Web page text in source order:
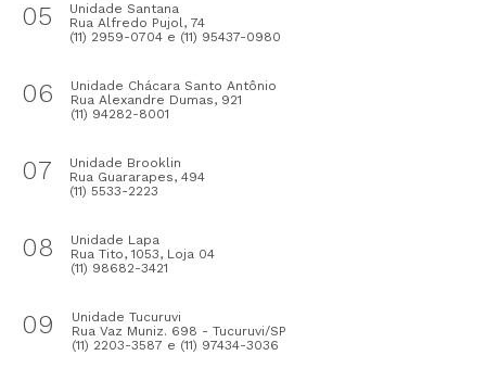
05
Unidade Santana
Rua Alfredo Pujol, 74
(11) 2959-0704 e (11) 95437-0980
06
Unidade Chácara Santo Antônio
Rua Alexandre Dumas, 921
(11) 94282-8001
07
Unidade Brooklin
Rua Guararapes, 494
(11) 5533-2223
08
Unidade Lapa
Rua Tito, 1053, Loja 04
(11) 98682-3421
09
Unidade Tucuruvi
Rua Vaz Muniz. 698 - Tucuruvi/SP
(11) 2203-3587 e (11) 97434-3036